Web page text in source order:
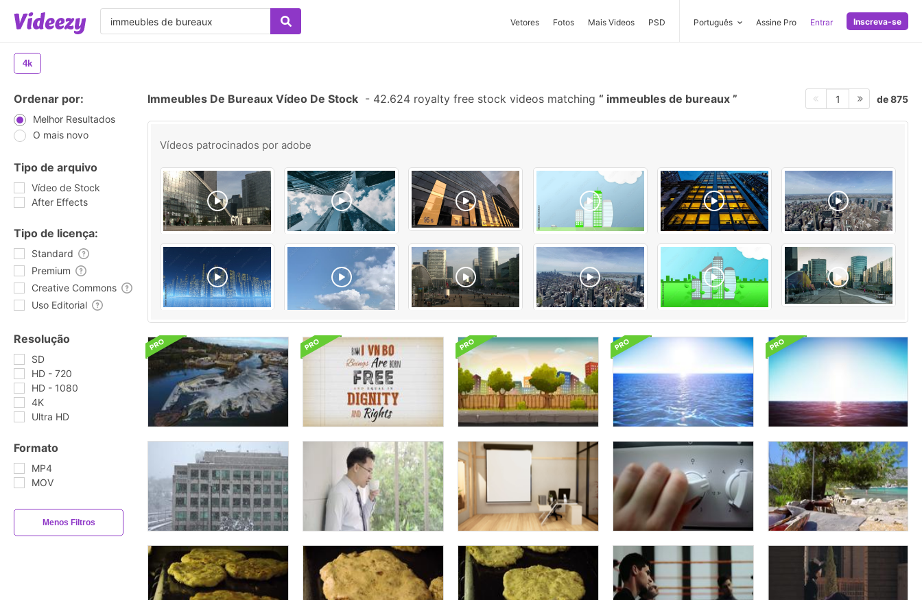
Vetores Fotos Mais Videos PSD Português Assine Pro Entrar Inscreva-se
4k
Ordenar por:
Melhor Resultados
O mais novo
Tipo de arquivo
Vídeo de Stock
After Effects
Tipo de licença:
Standard
Premium
Creative Commons
Uso Editorial
Resolução
SD
HD - 720
HD - 1080
4K
Ultra HD
Formato
MP4
MOV
Menos Filtros
Immeubles De Bureaux Vídeo De Stock - 42.624 royalty free stock videos matching immeubles de bureaux 1 de 875
Vídeos patrocinados por adobe